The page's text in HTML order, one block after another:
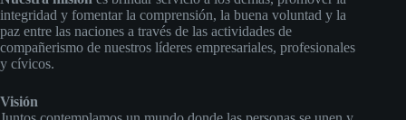
integridad y fomentar la comprensión, la buena voluntad y la
paz entre las naciones a través de las actividades de
compañerismo de nuestros líderes empresariales, profesionales
y cívicos.
Visión